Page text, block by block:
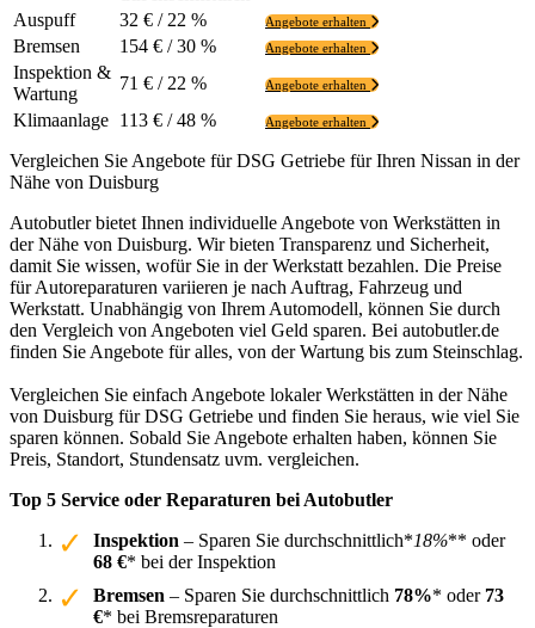
Auspuff
32 € / 22 % Angebote erhalten
Bremsen 154 € / 30 % Angebote erhalten
Inspektion &
Wartung
71 € / 22 % Angebote erhalten
Klimaanlage 113 € / 48 % Angebote erhalten
Vergleichen Sie Angebote für DSG Getriebe für Ihren Nissan in der
Nähe von Duisburg
Autobutler bietet Ihnen individuelle Angebote von Werkstätten in
der Nähe von Duisburg. Wir bieten Transparenz und Sicherheit,
damit Sie wissen, wofür Sie in der Werkstatt bezahlen. Die Preise
für Autoreparaturen variieren je nach Auftrag, Fahrzeug und
Werkstatt. Unabhängig von Ihrem Automodell, können Sie durch
den Vergleich von Angeboten viel Geld sparen. Bei autobutler.de
finden Sie Angebote für alles, von der Wartung bis zum Steinschlag.
Vergleichen Sie einfach Angebote lokaler Werkstätten in der Nähe
von Duisburg für DSG Getriebe und finden Sie heraus, wie viel Sie
sparen können. Sobald Sie Angebote erhalten haben, können Sie
Preis, Standort, Stundensatz uvm. vergleichen.
Top 5 Service oder Reparaturen bei Autobutler
Inspektion – Sparen Sie durchschnittlich*18%** oder
68 €* bei der Inspektion
Bremsen – Sparen Sie durchschnittlich 78%* oder 73
€* bei Bremsreparaturen